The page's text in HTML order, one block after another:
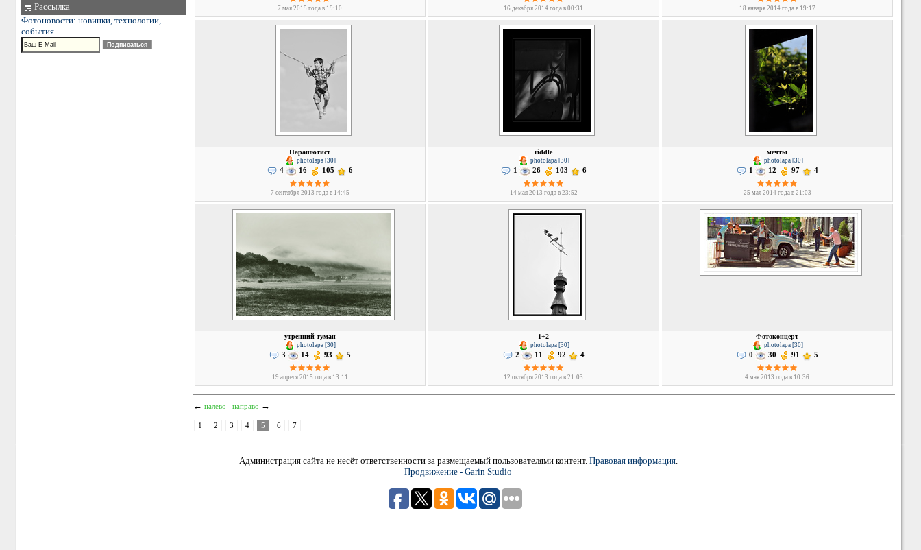
Рассылка
Фотоновости: новинки, технологии,
события
7 мая 2015 года в 19:10 16 декабря 2014 года в 00:31 18 января 2014 года в 19:17
Парашютист
photolapa [30]
4 16 105 6
7 сентября 2013 года в 14:45
riddle
photolapa [30]
1 26 103 6
14 мая 2013 года в 23:52
мечты
photolapa [30]
1 12 97 4
25 мая 2014 года в 21:03
утренний туман
photolapa [30]
3 14 93 5
19 апреля 2015 года в 13:11
1+2
photolapa [30]
2 11 92 4
12 октября 2013 года в 21:03
Фотоконцерт
photolapa [30]
0 30 91 5
4 мая 2013 года в 10:36
← налево направо →
1 2 3 4 5 6 7
Администрация сайта не несёт ответственности за размещаемый пользователями контент. Правовая информация.
Продвижение - Garin Studio